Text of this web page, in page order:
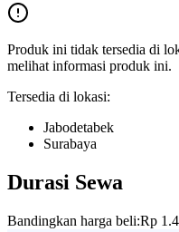
Produk ini tidak tersedia di
melihat informasi produk ini.
Tersedia di lokasi:
Jabodetabek
Surabaya
Durasi Sewa
Bandingkan harga beli:Rp